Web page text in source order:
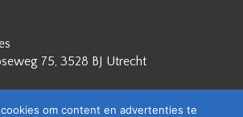
75, 3528 BJ Utrecht
om content en advertenties te